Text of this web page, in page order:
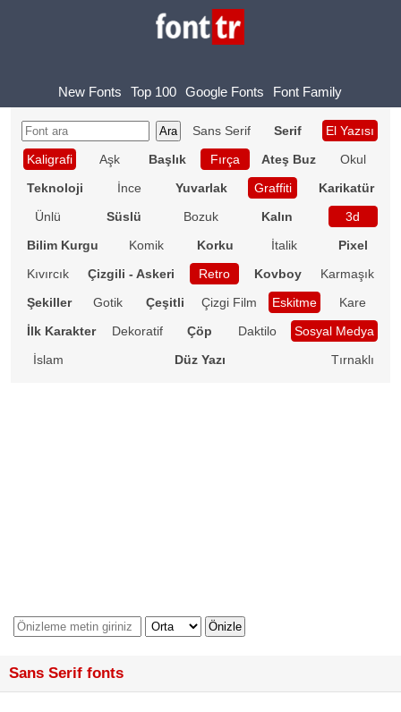
New Fonts Top 100 Google Fonts Font Family
Sans Serif Serif
El Yazısı
Kaligrafi
Aşk Başlık Fırça Ateş Buz
Okul
Teknoloji
İnce Yuvarlak Graffiti
Karikatür
Ünlü
Süslü Bozuk Kalın
3d
Bilim Kurgu
Komik Korku İtalik
Pixel
Kıvırcık
Çizgili - Askeri Retro Kovboy
Karmaşık
Şekiller
Gotik Çeşitli Çizgi Film Eskitme
Kare
İlk Karakter
Dekoratif Çöp Daktilo
Sosyal Medya
İslam
Düz Yazı Tırnaklı
Sans Serif fonts